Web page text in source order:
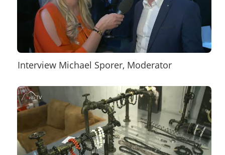
Interview Michael Sporer, Moderator